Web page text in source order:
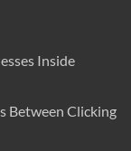
Inside
Between Clicking